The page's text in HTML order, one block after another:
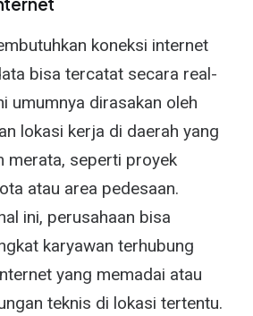
koneksi internet
bisa tercatat secara real-
umumnya dirasakan oleh
lokasi kerja di daerah yang
merata, seperti proyek
atau area pedesaan.
ini, perusahaan bisa
karyawan terhubung
yang memadai atau
teknis di lokasi tertentu.